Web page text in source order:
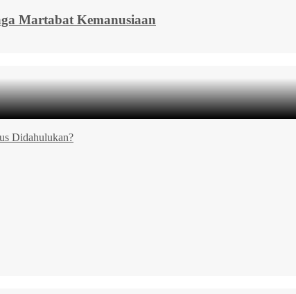
Martabat Kemanusiaan